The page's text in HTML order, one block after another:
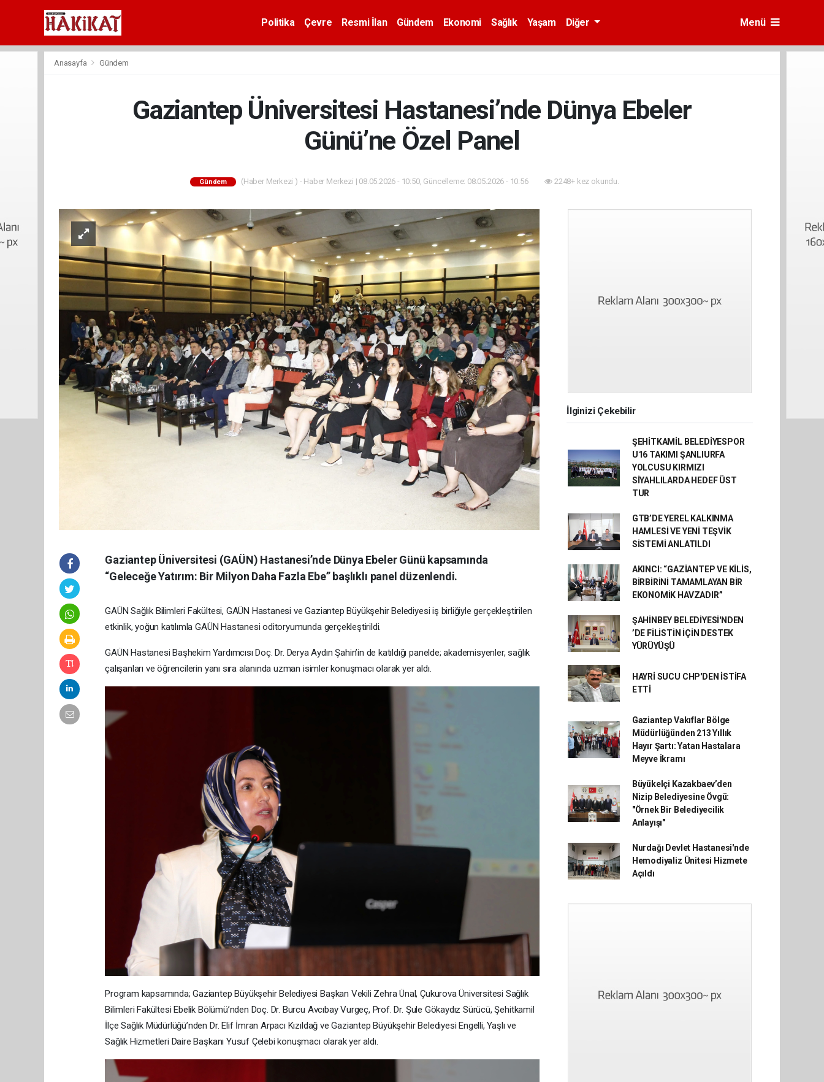
Politika Çevre Resmi İlan Gündem Ekonomi Sağlık Yaşam Diğer Menü
Anasayfa Gündem
Gaziantep Üniversitesi Hastanesi’nde Dünya Ebeler
Günü’ne Özel Panel
Gündem (Haber Merkezi ) - Haber Merkezi | 08.05.2026 - 10:50, Güncelleme: 08.05.2026 - 10:56 2248+ kez okundu.
Gaziantep Üniversitesi (GAÜN) Hastanesi’nde Dünya Ebeler Günü kapsamında
“Geleceğe Yatırım: Bir Milyon Daha Fazla Ebe” başlıklı panel düzenlendi.
GAÜN Sağlık Bilimleri Fakültesi, GAÜN Hastanesi ve Gaziantep Büyükşehir Belediyesi iş birliğiyle gerçekleştirilen
etkinlik, yoğun katılımla GAÜN Hastanesi oditoryumunda gerçekleştirildi.
GAÜN Hastanesi Başhekim Yardımcısı Doç. Dr. Derya Aydın Şahin’in de katıldığı panelde; akademisyenler, sağlık
çalışanları ve öğrencilerin yanı sıra alanında uzman isimler konuşmacı olarak yer aldı.
Program kapsamında; Gaziantep Büyükşehir Belediyesi Başkan Vekili Zehra Ünal, Çukurova Üniversitesi Sağlık
Bilimleri Fakültesi Ebelik Bölümü’nden Doç. Dr. Burcu Avcıbay Vurgeç, Prof. Dr. Şule Gökaydız Sürücü, Şehitkamil
İlçe Sağlık Müdürlüğü’nden Dr. Elif İmran Arpacı Kızıldağ ve Gaziantep Büyükşehir Belediyesi Engelli, Yaşlı ve
Sağlık Hizmetleri Daire Başkanı Yusuf Çelebi konuşmacı olarak yer aldı.
İlginizi Çekebilir
ŞEHİTKAMİL BELEDİYESPOR
U16 TAKIMI ŞANLIURFA
YOLCUSU KIRMIZI
SİYAHLILARDA HEDEF ÜST
TUR
GTB’DE YEREL KALKINMA
HAMLESİ VE YENİ TEŞVİK
SİSTEMİ ANLATILDI
AKINCI: “GAZİANTEP VE KİLİS,
BİRBİRİNİ TAMAMLAYAN BİR
EKONOMİK HAVZADIR”
ŞAHİNBEY BELEDİYESİ'NDEN
’DE FİLİSTİN İÇİN DESTEK
YÜRÜYÜŞÜ
HAYRİ SUCU CHP'DEN İSTİFA
ETTİ
Gaziantep Vakıflar Bölge
Müdürlüğünden 213 Yıllık
Hayır Şartı: Yatan Hastalara
Meyve İkramı
Büyükelçi Kazakbaev’den
Nizip Belediyesine Övgü:
"Örnek Bir Belediyecilik
Anlayışı"
Nurdağı Devlet Hastanesi'nde
Hemodiyaliz Ünitesi Hizmete
Açıldı